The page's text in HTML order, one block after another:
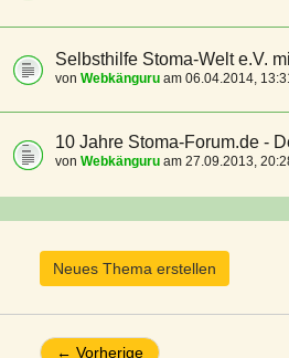
Selbsthilfe Stoma-Welt e.V.
von Webkänguru am 06.04.2014,
10 Jahre Stoma-Forum.de -
von Webkänguru am 27.09.2013,
Neues Thema erstellen
← Vorherige